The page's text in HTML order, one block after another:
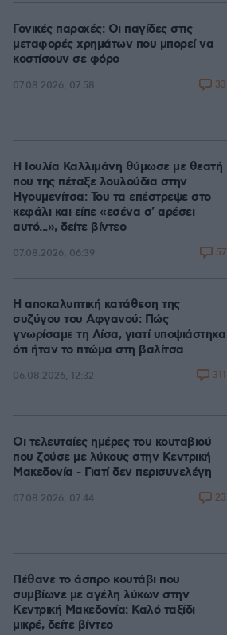
Γονικές παροχές: Οι παγίδες στις
μεταφορές χρημάτων που μπορεί να
κοστίσουν σε φόρο
07.08.2026, 07:58 33
Η Ιουλία Καλλιμάνη θύμωσε με θεατή
που της πέταξε λουλούδια στην
Ηγουμενίτσα: Του τα επέστρεψε στο
κεφάλι και είπε «εσένα σ' αρέσει
αυτό...», δείτε βίντεο
07.08.2026, 06:39 57
Η αποκαλυπτική κατάθεση της
συζύγου του Αφγανού: Πώς
γνωρίσαμε τη Λίσα, γιατί υποψιάστηκα
ότι ήταν το πτώμα στη βαλίτσα
06.08.2026, 12:32 311
Οι τελευταίες ημέρες του κουταβιού
που ζούσε με λύκους στην Κεντρική
Μακεδονία - Γιατί δεν περισυνελέγη
07.08.2026, 07:44 23
Πέθανε το άσπρο κουτάβι που
συμβίωνε με αγέλη λύκων στην
Κεντρική Μακεδονία: Καλό ταξίδι
μικρέ, δείτε βίντεο